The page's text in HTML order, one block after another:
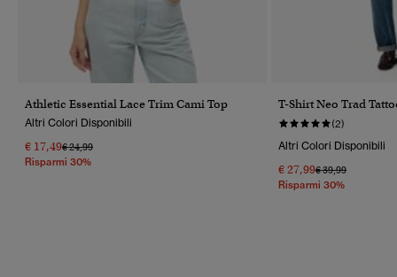
Athletic Essential Lace Trim Cami Top
Altri Colori Disponibili
€ 17,49Prezzo Ridotto Da
€ 24,99A
Risparmi 30%
T-Shirt Neo Trad
(2)
Altri Colori Disponibili
€ 27,99Prezzo Ridotto Da
€ 39,99A
Risparmi 30%